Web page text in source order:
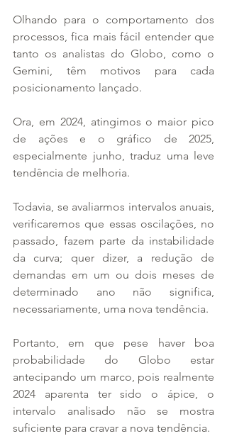
Olhando para o comportamento dos
processos, fica mais fácil entender que
tanto os analistas do Globo, como o
Gemini, têm motivos para cada
posicionamento lançado.
Ora, em 2024, atingimos o maior pico
de ações e o gráfico de 2025,
especialmente junho, traduz uma leve
tendência de melhoria.
Todavia, se avaliarmos intervalos anuais,
verificaremos que essas oscilações, no
passado, fazem parte da instabilidade
da curva; quer dizer, a redução de
demandas em um ou dois meses de
determinado ano não significa,
necessariamente, uma nova tendência.
Portanto, em que pese haver boa
probabilidade do Globo estar
antecipando um marco, pois realmente
2024 aparenta ter sido o ápice, o
intervalo analisado não se mostra
suficiente para cravar a nova tendência.